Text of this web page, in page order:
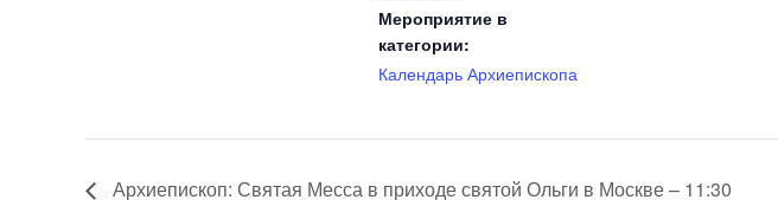
Мероприятие в
категории:
Календарь Архиепископа
Архиепископ: Святая Месса в приходе святой Ольги в Москве – 11:30